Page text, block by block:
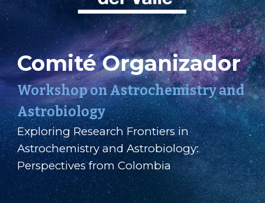
Comité Organizador
Workshop on Astrochemistry and
Astrobiology
Exploring Research Frontiers in
Astrochemistry and Astrobiology:
Perspectives from Colombia